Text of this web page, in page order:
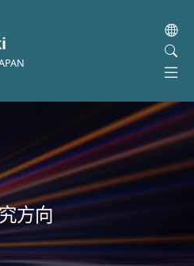
方向